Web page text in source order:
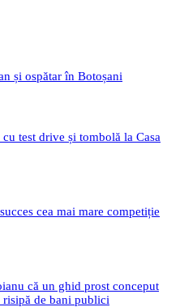
și ospătar în Botoșani
test drive și tombolă la Casa
cea mai mare competiție
că un ghid prost conceput
risipă de bani publici